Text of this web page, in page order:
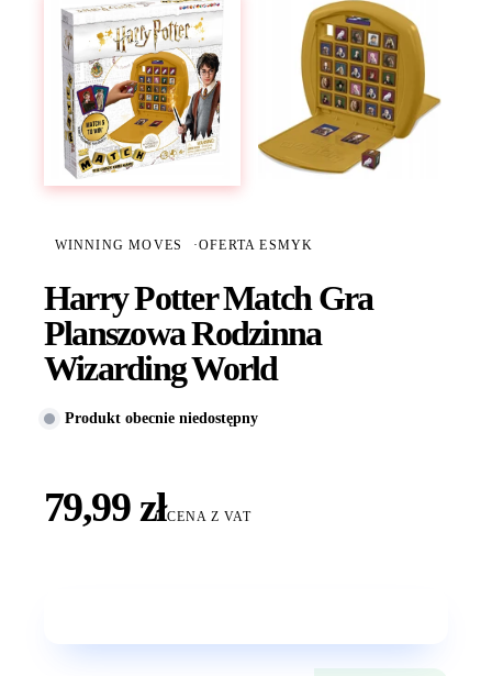
WINNING MOVES ·OFERTA ESMYK
Harry Potter Match Gra
Planszowa Rodzinna
Wizarding World
Produkt obecnie niedostępny
79,99 złCENA Z VAT